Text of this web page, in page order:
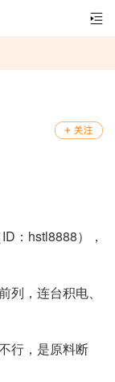
：hstl8888），
，连台积电、
行，是原料断